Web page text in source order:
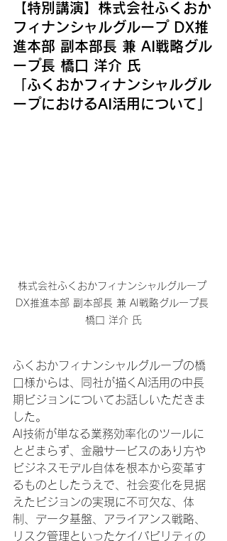
【特別講演】株式会社ふくおか
フィナンシャルグループ DX推
進本部 副本部長 兼 AI戦略グル
ープ長 橋口 洋介 氏
「ふくおかフィナンシャルグル
ープにおけるAI活用について」
株式会社ふくおかフィナンシャルグループ
DX推進本部 副本部長 兼 AI戦略グループ長
橋口 洋介 氏
ふくおかフィナンシャルグループの橋
口様からは、同社が描くAI活用の中長
期ビジョンについてお話しいただきま
した。
AI技術が単なる業務効率化のツールに
とどまらず、金融サービスのあり方や
ビジネスモデル自体を根本から変革す
るものとしたうえで、社会変化を見据
えたビジョンの実現に不可欠な、体
制、データ基盤、アライアンス戦略、
リスク管理といったケイパビリティの